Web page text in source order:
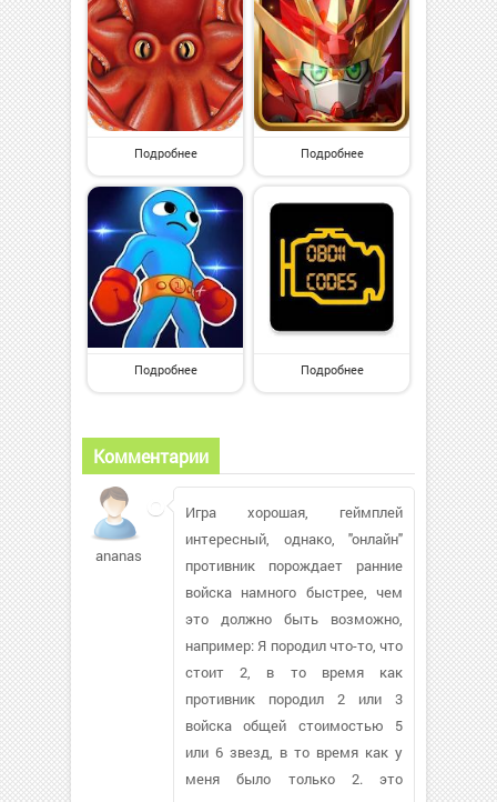
Подробнее Подробнее
Подробнее Подробнее
Комментарии
ananasinka243
Игра хорошая, геймплей
интересный, однако, "онлайн"
противник порождает ранние
войска намного быстрее, чем
это должно быть возможно,
например: Я породил что-то, что
стоит 2, в то время как
противник породил 2 или 3
войска общей стоимостью 5
или 6 звезд, в то время как у
меня было только 2. это